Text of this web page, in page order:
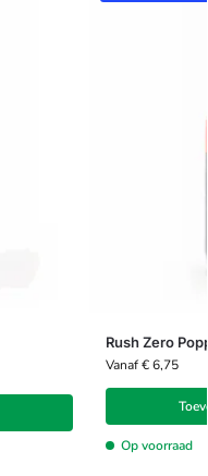
Rush Zero
Vanaf€6,75
Op voorraad